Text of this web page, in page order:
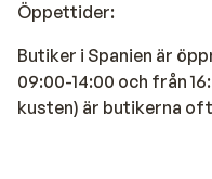
Öppettider:
Butiker i Spanien är
09:00-14:00 och från
kusten) är butikerna